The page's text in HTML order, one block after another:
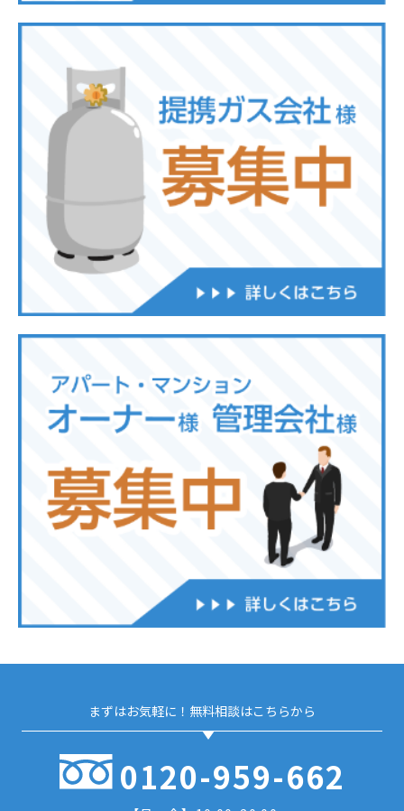
まずはお気軽に！無料相談はこちらから
0120-959-662